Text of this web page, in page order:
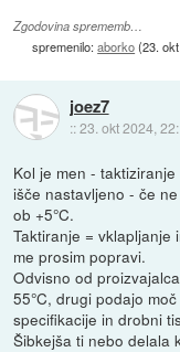
Zgodovina sprememb…
spremenilo:aborko(23.
joez7
::23. okt 2024,
Kol je men -
išče nastavljeno - če
ob +5°C.
Taktiranje = vklapljanje
me prosim popravi.
Odvisno od
55°C, drugi podajo
specifikacije in drobni
Šibkejša ti nebo delala